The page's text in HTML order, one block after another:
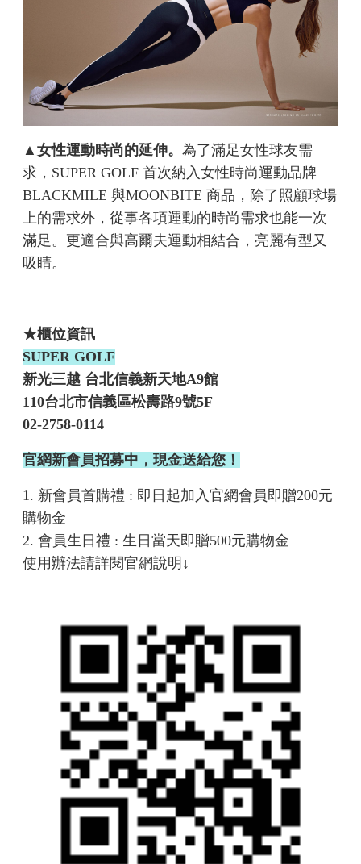
▲女性運動時尚的延伸。為了滿足女性球友需
求，SUPER GOLF 首次納入女性時尚運動品牌
BLACKMILE 與MOONBITE 商品，除了照顧球場
上的需求外，從事各項運動的時尚需求也能一次
滿足。更適合與高爾夫運動相結合，亮麗有型又
吸睛。
★櫃位資訊
SUPER GOLF
新光三越 台北信義新天地A9館
110台北市信義區松壽路9號5F
02-2758-0114
官網新會員招募中，現金送給您！
1. 新會員首購禮 : 即日起加入官網會員即贈200元
購物金
2. 會員生日禮 : 生日當天即贈500元購物金
使用辦法請詳閱官網說明↓